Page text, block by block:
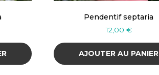
Pendentif septaria
12,00 €
AJOUTER AU PANIER